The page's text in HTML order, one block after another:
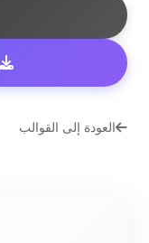
العودة إلى القوالب